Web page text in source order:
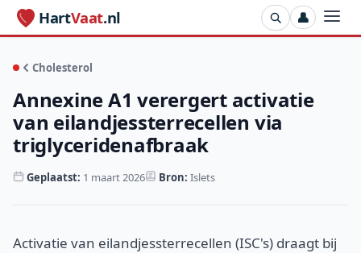
HartVaat.nl 👤
Cholesterol
Annexine A1 verergert activatie
van eilandjessterrecellen via
triglyceridenafbraak
Geplaatst: 1 maart 2026 Bron: Islets
Activatie van eilandjessterrecellen (ISC's) draagt bij